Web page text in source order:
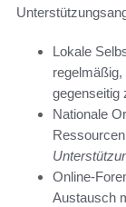
Lokale
gegenseitig
Nationale
Online-
Austausch